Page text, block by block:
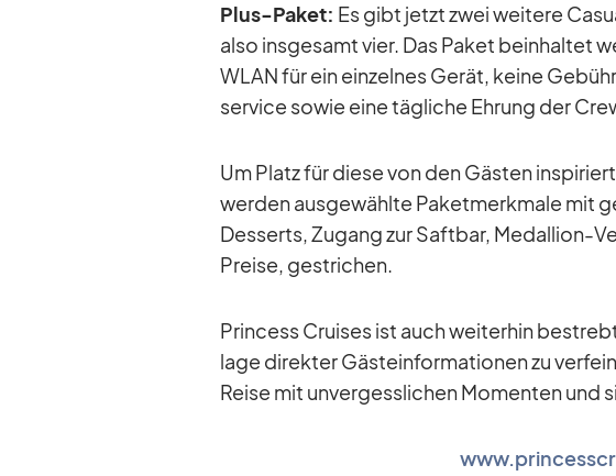
Plus-Pa­ket: Es gibt jetzt zwei wei­tere
also ins­ge­samt vier. Das Pa­ket be­inhal­tet
WLAN für ein ein­zel­nes Ge­rät, keine
ser­vice so­wie eine täg­li­che Eh­rung der
Um Platz für diese von den Gäs­ten
wer­den aus­ge­wählte Pa­ket­merk­male mit
Des­serts, Zu­gang zur Saft­bar, Me­dal­lion-
Preise, ge­stri­chen.
Prin­cess Crui­ses ist auch wei­ter­hin
lage di­rek­ter Gäs­te­infor­ma­tio­nen zu
Reise mit un­ver­gess­li­chen Mo­men­ten und